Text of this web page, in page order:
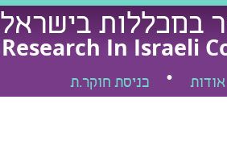
במכללות בישראל
Research In Israeli
אודות כניסת חוקר.ת